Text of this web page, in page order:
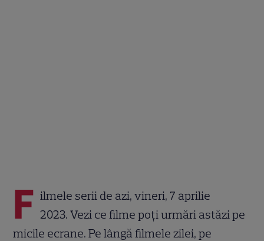
F ilmele serii de azi, vineri, 7 aprilie
2023. Vezi ce filme poți urmări astăzi pe
micile ecrane. Pe lângă filmele zilei, pe